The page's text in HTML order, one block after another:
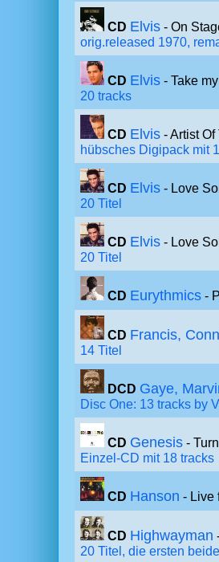
CD Elvis - On
orig.released 1970,
CD Elvis - Take
20 tracks
CD Elvis - Artist
hübsches Digipack mit
CD Elvis - Love
20 Titel
CD Elvis - Love
20 Titel
CD Eurythmics -
CD Francis,
14 Titel
DCD Gaye,
Disc One: 13 tracks by
CD Genesis -
Einzel-CD mit 18 tracks
CD Hanson - Live
CD Highwayman
20 Titel, die ersten